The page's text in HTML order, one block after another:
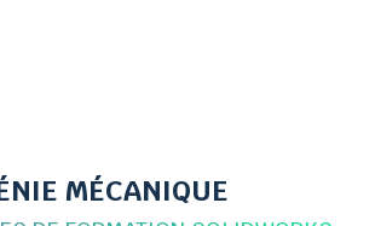
MÉCANIQUE